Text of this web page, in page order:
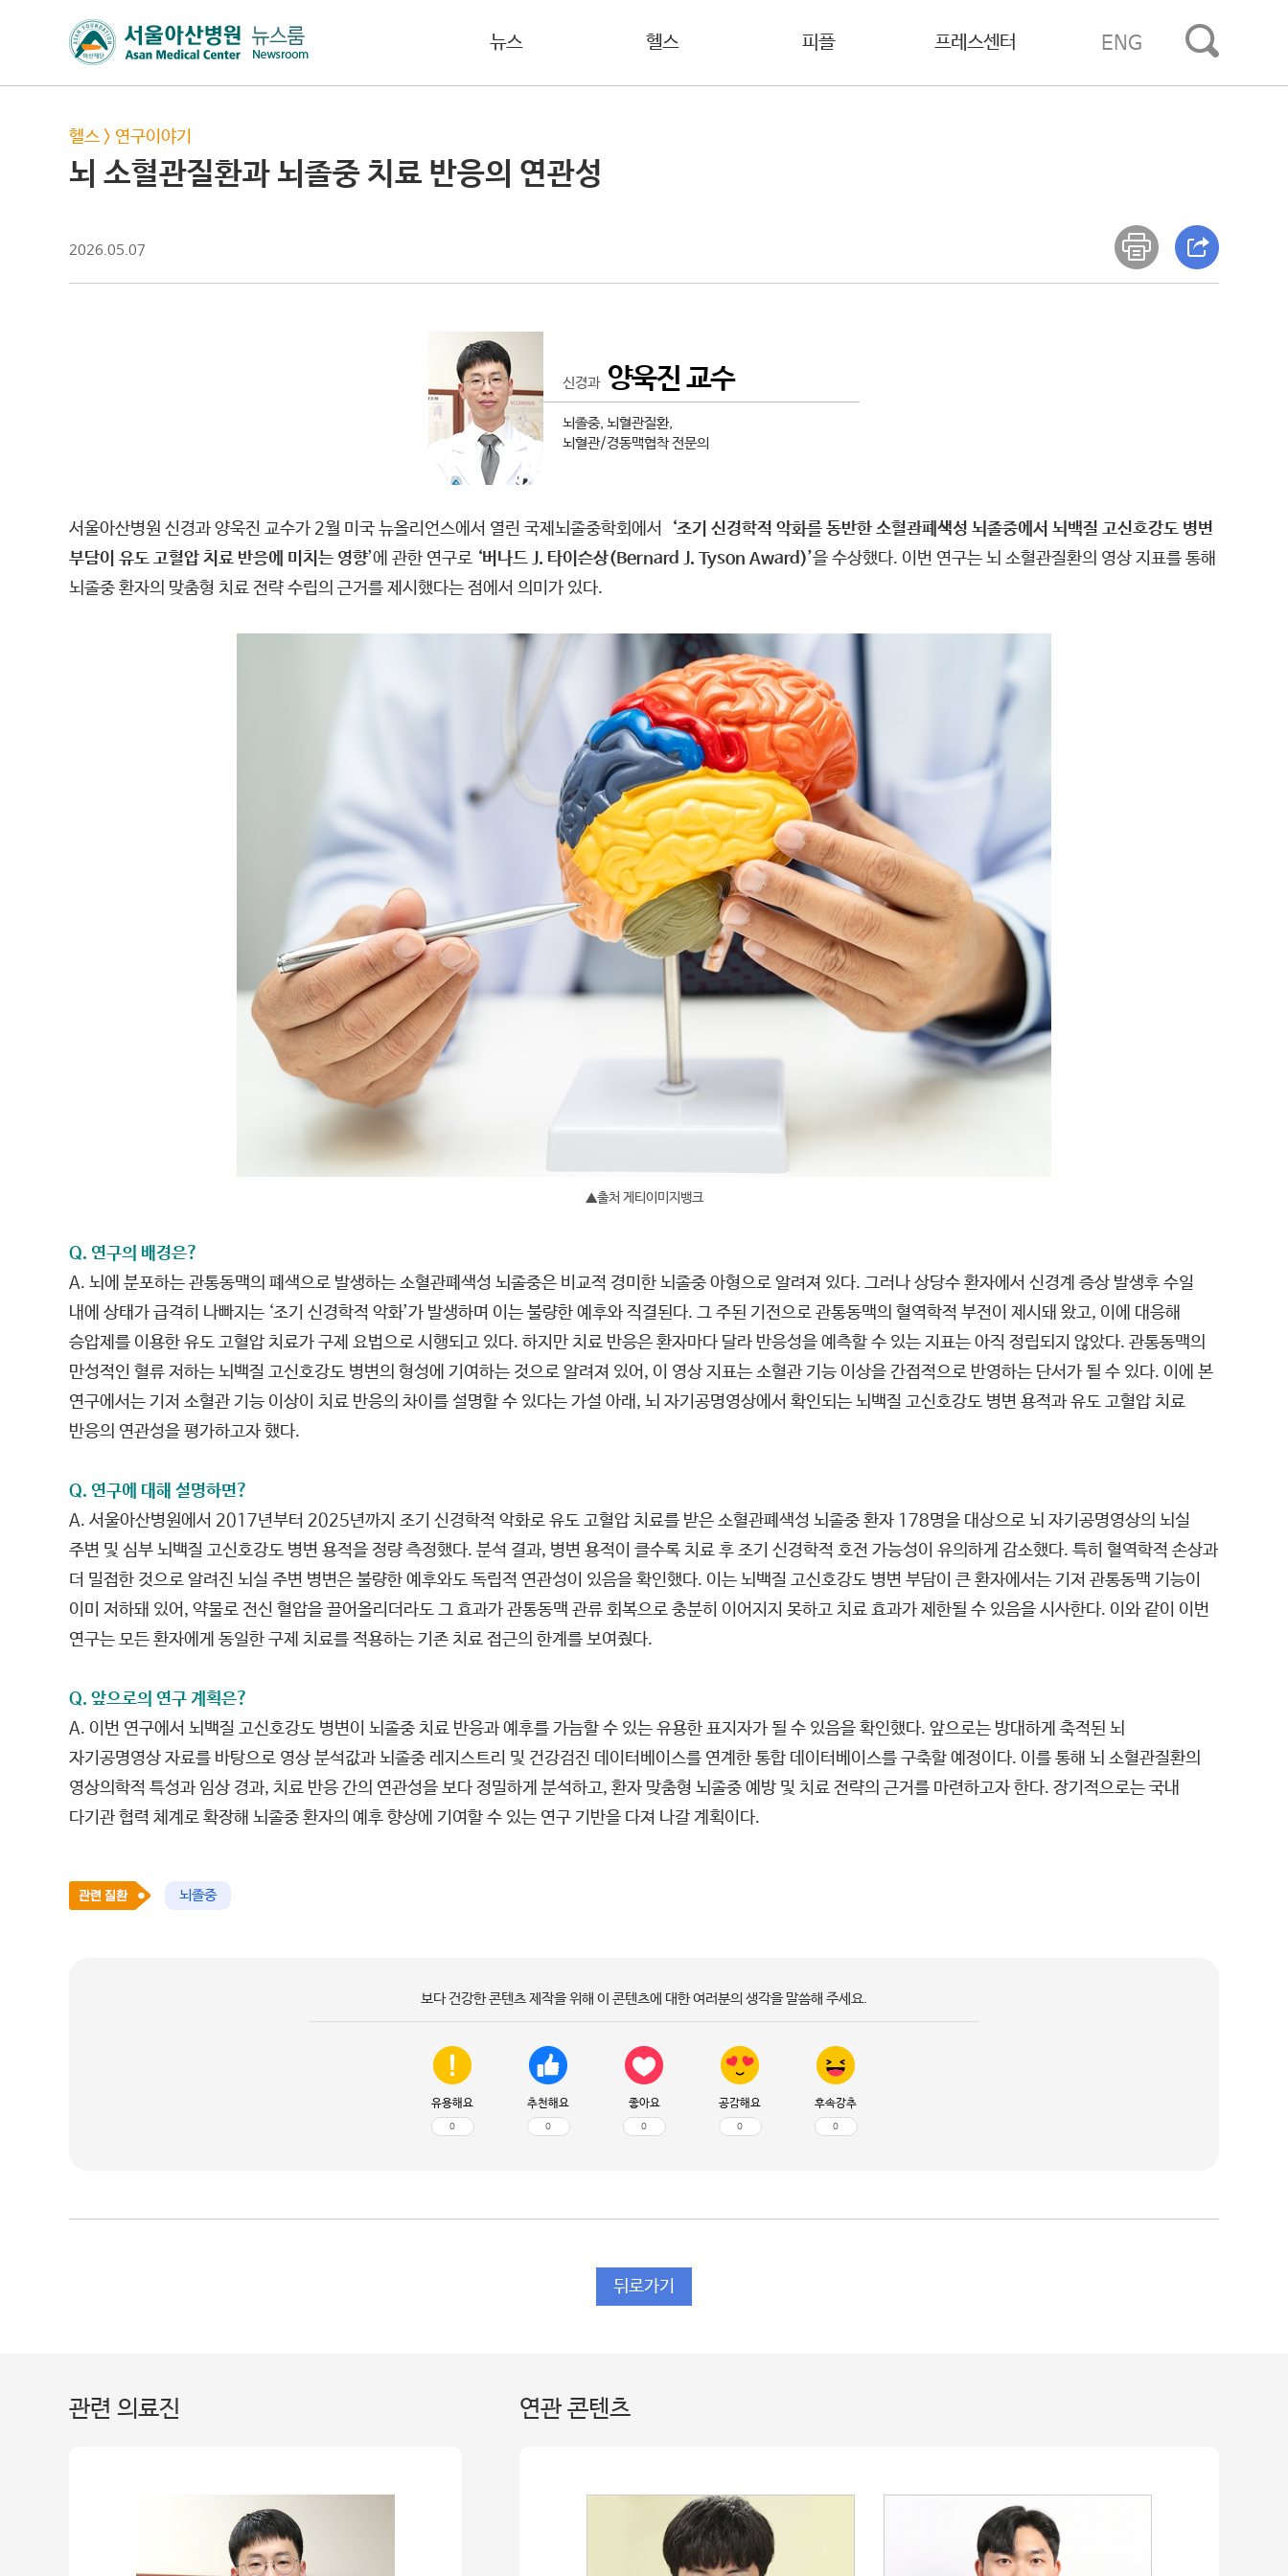
뉴스 헬스 피플 프레스센터 ENG
헬스 > 연구이야기
뇌 소혈관질환과 뇌졸중 치료 반응의 연관성
2026.05.07
신경과양욱진 교수
뇌졸중, 뇌혈관질환,
뇌혈관/경동맥협착 전문의
서울아산병원 신경과 양욱진 교수가 2월 미국 뉴올리언스에서 열린 국제뇌졸중학회에서
‘조기 신경학적 악화를 동반한 소혈관폐색성 뇌졸중에서 뇌백질 고신호강도 병변
부담이 유도 고혈압 치료 반응에 미치는 영향’에 관한 연구로 ‘버나드 J. 타이슨상(Bernard J. Tyson Award)’을 수상했다. 이번 연구는 뇌 소혈관질환의 영상 지표를 통해
뇌졸중 환자의 맞춤형 치료 전략 수립의 근거를 제시했다는 점에서 의미가 있다.
▲출처 게티이미지뱅크
Q. 연구의 배경은?
A. 뇌에 분포하는 관통동맥의 폐색으로 발생하는 소혈관폐색성 뇌졸중은 비교적 경미한 뇌졸중 아형으로 알려져 있다. 그러나 상당수 환자에서 신경계 증상 발생후 수일
내에 상태가 급격히 나빠지는 ‘조기 신경학적 악화’가 발생하며 이는 불량한 예후와 직결된다. 그 주된 기전으로 관통동맥의 혈역학적 부전이 제시돼 왔고, 이에 대응해
승압제를 이용한 유도 고혈압 치료가 구제 요법으로 시행되고 있다. 하지만 치료 반응은 환자마다 달라 반응성을 예측할 수 있는 지표는 아직 정립되지 않았다. 관통동맥의
만성적인 혈류 저하는 뇌백질 고신호강도 병변의 형성에 기여하는 것으로 알려져 있어, 이 영상 지표는 소혈관 기능 이상을 간접적으로 반영하는 단서가 될 수 있다. 이에 본
연구에서는 기저 소혈관 기능 이상이 치료 반응의 차이를 설명할 수 있다는 가설 아래, 뇌 자기공명영상에서 확인되는 뇌백질 고신호강도 병변 용적과 유도 고혈압 치료
반응의 연관성을 평가하고자 했다.
Q. 연구에 대해 설명하면?
A. 서울아산병원에서 2017년부터 2025년까지 조기 신경학적 악화로 유도 고혈압 치료를 받은 소혈관폐색성 뇌졸중 환자 178명을 대상으로 뇌 자기공명영상의 뇌실
주변 및 심부 뇌백질 고신호강도 병변 용적을 정량 측정했다. 분석 결과, 병변 용적이 클수록 치료 후 조기 신경학적 호전 가능성이 유의하게 감소했다. 특히 혈역학적 손상과
더 밀접한 것으로 알려진 뇌실 주변 병변은 불량한 예후와도 독립적 연관성이 있음을 확인했다. 이는 뇌백질 고신호강도 병변 부담이 큰 환자에서는 기저 관통동맥 기능이
이미 저하돼 있어, 약물로 전신 혈압을 끌어올리더라도 그 효과가 관통동맥 관류 회복으로 충분히 이어지지 못하고 치료 효과가 제한될 수 있음을 시사한다. 이와 같이 이번
연구는 모든 환자에게 동일한 구제 치료를 적용하는 기존 치료 접근의 한계를 보여줬다.
Q. 앞으로의 연구 계획은?
A. 이번 연구에서 뇌백질 고신호강도 병변이 뇌졸중 치료 반응과 예후를 가늠할 수 있는 유용한 표지자가 될 수 있음을 확인했다. 앞으로는 방대하게 축적된 뇌
자기공명영상 자료를 바탕으로 영상 분석값과 뇌졸중 레지스트리 및 건강검진 데이터베이스를 연계한 통합 데이터베이스를 구축할 예정이다. 이를 통해 뇌 소혈관질환의
영상의학적 특성과 임상 경과, 치료 반응 간의 연관성을 보다 정밀하게 분석하고, 환자 맞춤형 뇌졸중 예방 및 치료 전략의 근거를 마련하고자 한다. 장기적으로는 국내
다기관 협력 체계로 확장해 뇌졸중 환자의 예후 향상에 기여할 수 있는 연구 기반을 다져 나갈 계획이다.
뇌졸중
보다 건강한 콘텐츠 제작을 위해 이 콘텐츠에 대한 여러분의 생각을 말씀해 주세요.
유용해요
0
추천해요
0
좋아요
0
공감해요
0
후속강추
0
뒤로가기
관련 의료진 연관 콘텐츠